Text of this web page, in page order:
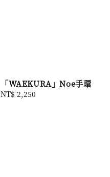
「WAEKURA」Noe手環
Regular
NT$ 2,250